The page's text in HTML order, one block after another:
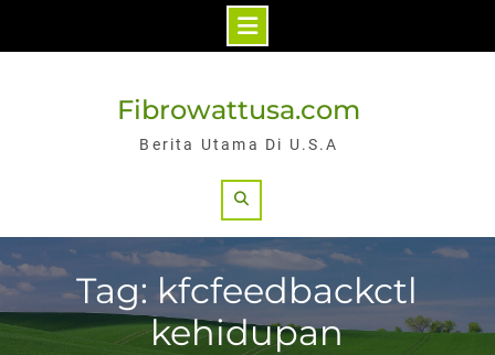
Fibrowattusa.com
Berita Utama Di U.S.A
Tag: kfcfeedbackctl
kehidupan